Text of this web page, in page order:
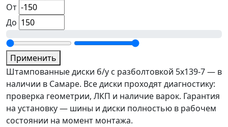
От
До
Применить
Штампованные диски б/у с разболтовкой 5x139-7 — в
наличии в Самаре. Все диски проходят диагностику:
проверка геометрии, ЛКП и наличие варок. Гарантия
на установку — шины и диски полностью в рабочем
состоянии на момент монтажа.